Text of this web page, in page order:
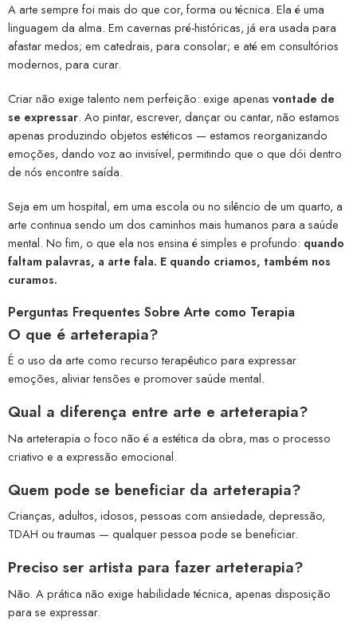
A arte sempre foi mais do que cor, forma ou técnica. Ela é uma
linguagem da alma. Em cavernas pré-históricas, já era usada para
afastar medos; em catedrais, para consolar; e até em consultórios
modernos, para curar.
Criar não exige talento nem perfeição: exige apenas vontade de
se expressar. Ao pintar, escrever, dançar ou cantar, não estamos
apenas produzindo objetos estéticos — estamos reorganizando
emoções, dando voz ao invisível, permitindo que o que dói dentro
de nós encontre saída.
Seja em um hospital, em uma escola ou no silêncio de um quarto, a
arte continua sendo um dos caminhos mais humanos para a saúde
mental. No fim, o que ela nos ensina é simples e profundo: quando
faltam palavras, a arte fala. E quando criamos, também nos
curamos.
Perguntas Frequentes Sobre Arte como Terapia
O que é arteterapia?
É o uso da arte como recurso terapêutico para expressar
emoções, aliviar tensões e promover saúde mental.
Qual a diferença entre arte e arteterapia?
Na arteterapia o foco não é a estética da obra, mas o processo
criativo e a expressão emocional.
Quem pode se beneficiar da arteterapia?
Crianças, adultos, idosos, pessoas com ansiedade, depressão,
TDAH ou traumas — qualquer pessoa pode se beneficiar.
Preciso ser artista para fazer arteterapia?
Não. A prática não exige habilidade técnica, apenas disposição
para se expressar.